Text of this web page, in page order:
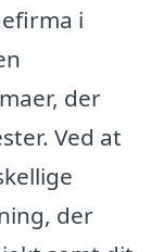
i
der
Ved at
der